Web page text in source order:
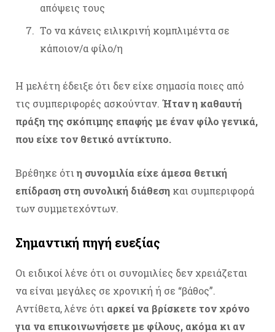
απόψεις τους
Το να κάνεις ειλικρινή κομπλιμέντα σε
κάποιον/α φίλο/η
Η μελέτη έδειξε ότι δεν είχε σημασία ποιες από
τις συμπεριφορές ασκούνταν. Ήταν η καθαυτή
πράξη της σκόπιμης επαφής με έναν φίλο γενικά,
που είχε τον θετικό αντίκτυπο.
Βρέθηκε ότιη συνομιλία είχε άμεσα θετική
επίδραση στη συνολική διάθεση και συμπεριφορά
των συμμετεχόντων.
Σημαντική πηγή ευεξίας
Οι ειδικοί λένε ότι οι συνομιλίες δεν χρειάζεται
να είναι μεγάλες σε χρονική ή σε “βάθος”.
Αντίθετα, λένε ότι αρκεί να βρίσκετε τον χρόνο
για να επικοινωνήσετε με φίλους, ακόμα κι αν